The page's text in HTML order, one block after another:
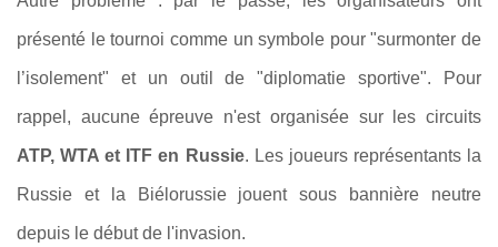
présenté le tournoi comme un symbole pour "surmonter de
l’isolement" et un outil de "diplomatie sportive". Pour
rappel, aucune épreuve n'est organisée sur les circuits
ATP, WTA et ITF en Russie. Les joueurs représentants la
Russie et la Biélorussie jouent sous bannière neutre
depuis le début de l'invasion.